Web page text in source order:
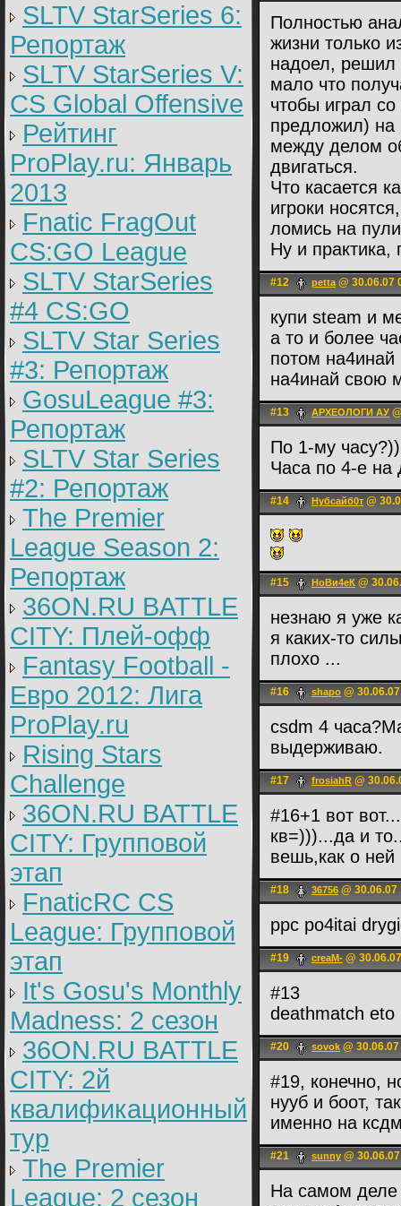
SLTV StarSeries 6:
Репортаж
SLTV StarSeries V:
CS Global Offensive
Рейтинг
ProPlay.ru: Январь
2013
Fnatic FragOut
CS:GO League
SLTV StarSeries
#4 CS:GO
SLTV Star Series
#3: Репортаж
GosuLeague #3:
Репортаж
SLTV Star Series
#2: Репортаж
The Premier
League Season 2:
Репортаж
36ON.RU BATTLE
CITY: Плей-офф
Fantasy Football -
Евро 2012: Лига
ProPlay.ru
Rising Stars
Challenge
36ON.RU BATTLE
CITY: Групповой
этап
FnaticRC CS
League: Групповой
этап
It's Gosu's Monthly
Madness: 2 сезон
36ON.RU BATTLE
CITY: 2й
квалификационный
тур
The Premier
League: 2 cезон
Полностью
жизни только
надоел, решил
мало что
чтобы играл
предложил) на
между делом
двигаться.
Что касается
игроки
ломись на
Ну и практика,
#12 petta@ 30.06.07
купи steam и
а то и более
потом на4инай
на4инай свою
#13 АРХЕОЛОГИ АУ
По 1-му часу?))
Часа по 4-е на
#14 Нубсайб0т @
#15 НоВи4еК @
незнаю я уже
я каких-то
плохо ...
#16 shapo @
csdm 4
выдерживаю.
#17 frosiahR @
#16+1 вот
кв=)))...да и
вешь,как о
#18 36756 @ 30.06.07
ppc po4itai
#19 creaM- @
#13
deathmatch eto
#20 sovok @
#19, конечно,
нууб и боот,
именно на
#21 sunny @
На самом деле